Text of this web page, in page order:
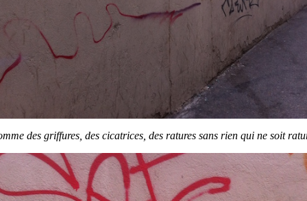
des griffures, des cicatrices, des ratures sans rien qui ne soit